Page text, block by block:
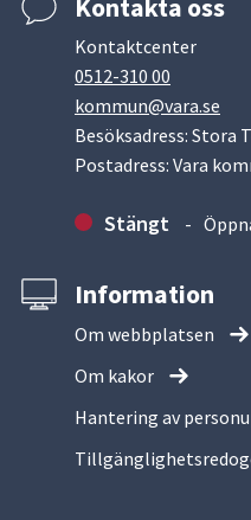
Kontakta oss
Kontaktcenter
0512-310 00
kommun@vara.se
Besöksadress: Stora
Postadress: Vara
Stängt
Information
Om webbplatsen
Om kakor
Hantering av